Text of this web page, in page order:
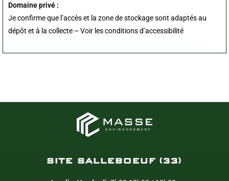
Domaine privé :
Je confirme que l’accès et la zone de stockage sont adaptés au
dépôt et à la collecte – Voir les conditions d’accessibilité
SITE SALLEBOEUF (33)